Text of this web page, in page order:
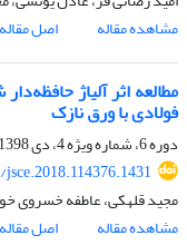
مشاهده مقاله
اصل مقاله
فولادی با ورق نازک
دوره 6، شماره ویژه 4، دی 1398، صفحه
مجید قلهکی، عاطفه خسروی
مشاهده مقاله
اصل مقاله